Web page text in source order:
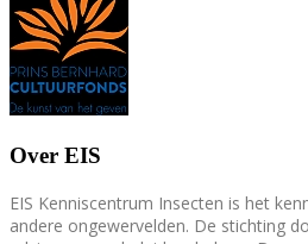
Over EIS
EIS Kenniscentrum Insecten is het
andere ongewervelden. De stichting